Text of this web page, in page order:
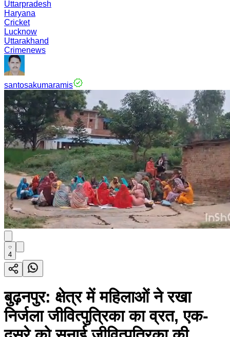
Uttarpradesh
Haryana
Cricket
Lucknow
Uttarakhand
Crimenews
santosakumaramis
4
बुढ़नपुर: क्षेत्र में महिलाओं ने रखा
निर्जला जीवित्पुत्रिका का व्रत, एक-